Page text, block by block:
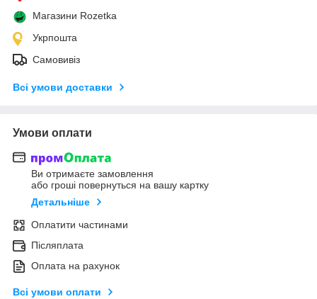
Магазини Rozetka
Укрпошта
Самовивіз
Всі умови доставки
Умови оплати
Ви отримаєте замовлення
або гроші повернуться на вашу картку
Детальніше
Оплатити частинами
Післяплата
Оплата на рахунок
Всі умови оплати